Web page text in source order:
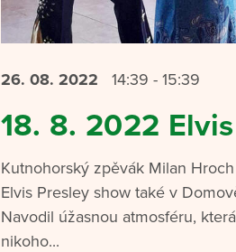
26. 08. 2022 14:39 - 15:39
18. 8. 2022
Kutnohorský zpěvák Milan
Elvis Presley show také v
Navodil úžasnou atmosféru,
nikoho...